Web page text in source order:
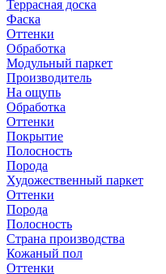
Террасная доска
Фаска
Оттенки
Обработка
Модульный паркет
Производитель
На ощупь
Обработка
Оттенки
Покрытие
Полосность
Порода
Художественный паркет
Оттенки
Порода
Полосность
Страна производства
Кожаный пол
Оттенки